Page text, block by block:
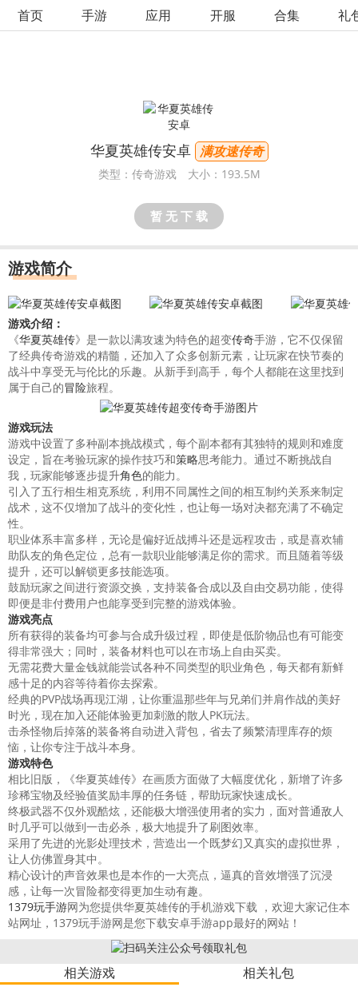
首页 手游 应用 开服 合集 礼
华夏英雄传安卓 满攻速传奇
类型：传奇游戏 大小：193.5M
暂 无 下 载
游戏简介
游戏介绍：
《华夏英雄传》是一款以满攻速为特色的超变传奇手游，它不仅保留
了经典传奇游戏的精髓，还加入了众多创新元素，让玩家在快节奏的
战斗中享受无与伦比的乐趣。从新手到高手，每个人都能在这里找到
属于自己的冒险旅程。
游戏玩法
游戏中设置了多种副本挑战模式，每个副本都有其独特的规则和难度
设定，旨在考验玩家的操作技巧和策略思考能力。通过不断挑战自
我，玩家能够逐步提升角色的能力。
引入了五行相生相克系统，利用不同属性之间的相互制约关系来制定
战术，这不仅增加了战斗的变化性，也让每一场对决都充满了不确定
性。
职业体系丰富多样，无论是偏好近战搏斗还是远程攻击，或是喜欢辅
助队友的角色定位，总有一款职业能够满足你的需求。而且随着等级
提升，还可以解锁更多技能选项。
鼓励玩家之间进行资源交换，支持装备合成以及自由交易功能，使得
即便是非付费用户也能享受到完整的游戏体验。
游戏亮点
所有获得的装备均可参与合成升级过程，即使是低阶物品也有可能变
得非常强大；同时，装备材料也可以在市场上自由买卖。
无需花费大量金钱就能尝试各种不同类型的职业角色，每天都有新鲜
感十足的内容等待着你去探索。
经典的PVP战场再现江湖，让你重温那些年与兄弟们并肩作战的美好
时光，现在加入还能体验更加刺激的散人PK玩法。
击杀怪物后掉落的装备将自动进入背包，省去了频繁清理库存的烦
恼，让你专注于战斗本身。
游戏特色
相比旧版，《华夏英雄传》在画质方面做了大幅度优化，新增了许多
珍稀宝物及经验值奖励丰厚的任务链，帮助玩家快速成长。
终极武器不仅外观酷炫，还能极大增强使用者的实力，面对普通敌人
时几乎可以做到一击必杀，极大地提升了刷图效率。
采用了先进的光影处理技术，营造出一个既梦幻又真实的虚拟世界，
让人仿佛置身其中。
精心设计的声音效果也是本作的一大亮点，逼真的音效增强了沉浸
感，让每一次冒险都变得更加生动有趣。
1379玩手游网为您提供华夏英雄传的手机游戏下载 ，欢迎大家记住本
站网址，1379玩手游网是您下载安卓手游app最好的网站！
相关游戏 相关礼包